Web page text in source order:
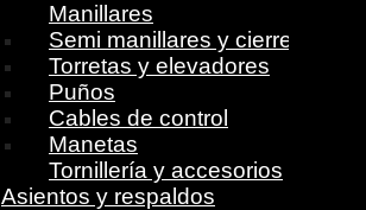
Manillares
Semi manillares y cierres
Torretas y elevadores
Puños
Cables de control
Manetas
Tornillería y accesorios
Asientos y respaldos